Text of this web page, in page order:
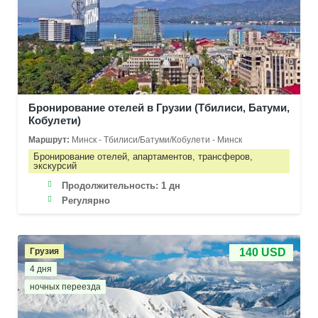
Бронирование отелей в Грузии (Тбилиси, Батуми,
Кобулети)
Маршрут: Минск - Тбилиси/Батуми/Кобулети - Минск
Бронирование отелей, апартаментов, трансферов,
экскурсий
Продолжительность: 1 дн
Регулярно
140 USD
Грузия
4 дня
ночных переезда